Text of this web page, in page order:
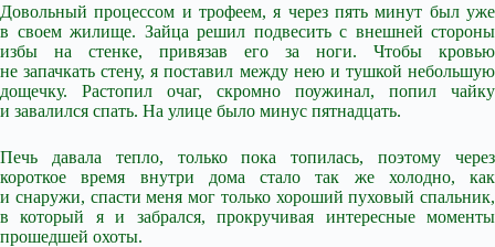
Довольный процессом и трофеем, я через пять минут был уже
в своем жилище. Зайца решил подвесить с внешней стороны
избы на стенке, привязав его за ноги. Чтобы кровью
не запачкать стену, я поставил между нею и тушкой небольшую
дощечку. Растопил очаг, скромно поужинал, попил чайку
и завалился спать. На улице было минус пятнадцать.
Печь давала тепло, только пока топилась, поэтому через
короткое время внутри дома стало так же холодно, как
и снаружи, спасти меня мог только хороший пуховый спальник,
в который я и забрался, прокручивая интересные моменты
прошедшей охоты.